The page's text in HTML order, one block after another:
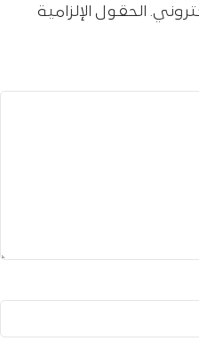
الحقول الإلزامية